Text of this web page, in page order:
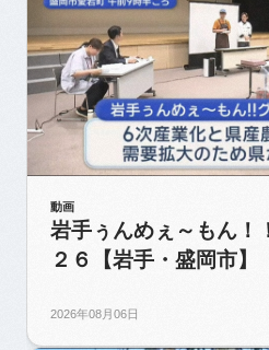
動画
岩手ぅんめぇ～もん！
２６【岩手・盛岡市】
2026年08月06日